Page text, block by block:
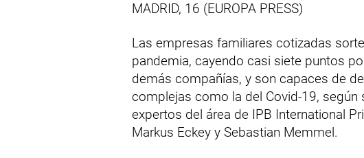
MADRID, 16 (EUROPA PRESS)
Las empresas familiares cotizadas
pandemia, cayendo casi siete puntos
demás compañías, y son capaces de
complejas como la del Covid-19,
expertos del área de IPB International
Markus Eckey y Sebastian Memmel.